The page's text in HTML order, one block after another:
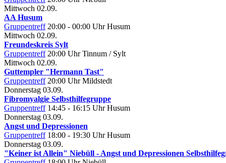
Mittwoch 02.09.
AA Husum
Gruppentreff 20:00 - 00:00 Uhr Husum
Mittwoch 02.09.
Freundeskreis Sylt
Gruppentreff 20:00 Uhr Tinnum / Sylt
Mittwoch 02.09.
Guttempler "Hermann Tast"
Gruppentreff 20:00 Uhr Mildstedt
Donnerstag 03.09.
Fibromyalgie Selbsthilfegruppe
Gruppentreff 14:45 - 16:15 Uhr Husum
Donnerstag 03.09.
Angst und Depressionen
Gruppentreff 18:00 - 19:30 Uhr Husum
Donnerstag 03.09.
"Keiner ist Allein" Niebüll - Angst und Depressionen